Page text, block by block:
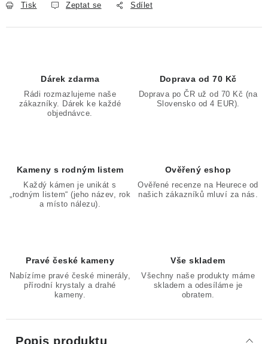
Tisk Zeptat se Sdílet
Dárek zdarma
Rádi rozmazlujeme naše
zákazníky. Dárek ke každé
objednávce.
Doprava od 70 Kč
Doprava po ČR už od 70 Kč (na
Slovensko od 4 EUR).
Kameny s rodným listem
Každý kámen je unikát s
„rodným listem“ (jeho název, rok
a místo nálezu).
Ověřený eshop
Ověřené recenze na Heurece od
našich zákazníků mluví za nás.
Pravé české kameny
Nabízíme pravé české minerály,
přírodní krystaly a drahé
kameny.
Vše skladem
Všechny naše produkty máme
skladem a odesíláme je
obratem.
Popis produktu